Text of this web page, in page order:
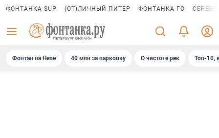
ФОНТАНКА SUP (ОТ)ЛИЧНЫЙ ПИТЕР ФОНТАНКА ГО
Фонтан на Неве 40 млн за парковку О чистоте рек Топ-10,